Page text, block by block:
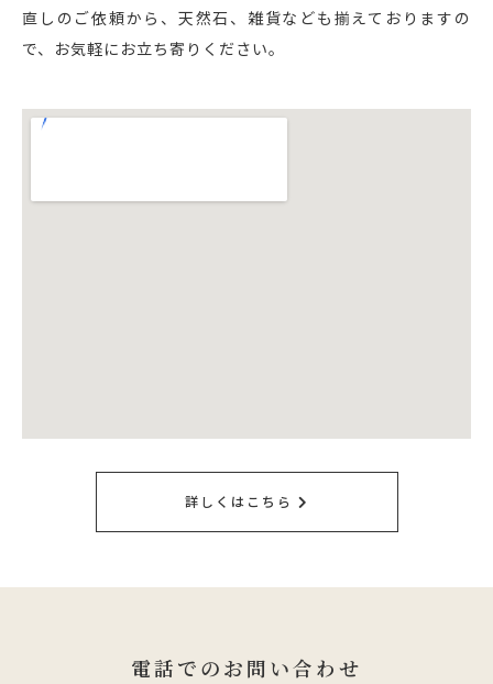
直しのご依頼から、天然石、雑貨なども揃えておりますの
で、お気軽にお立ち寄りください。
詳しくはこちら
電話でのお問い合わせ